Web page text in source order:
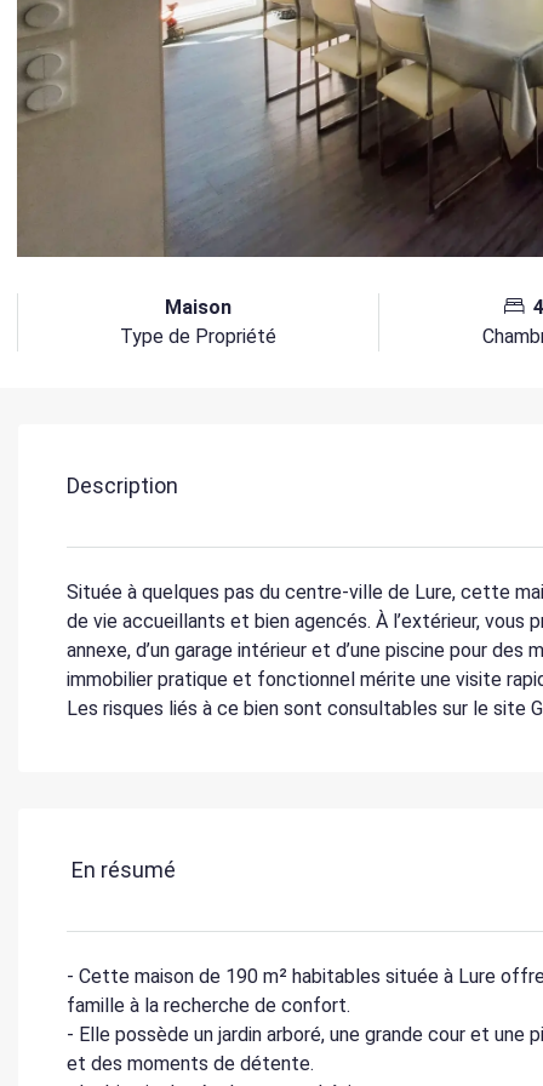
Maison
Type de Propriété
Description
Située à quelques pas du centre-ville de Lure, cette
de vie accueillants et bien agencés. À l’extérieur, vous
annexe, d’un garage intérieur et d’une piscine pour
immobilier pratique et fonctionnel mérite une visite
Les risques liés à ce bien sont consultables sur le site
En résumé
- Cette maison de 190 m² habitables située à Lure
famille à la recherche de confort.
- Elle possède un jardin arboré, une grande cour et
et des moments de détente.